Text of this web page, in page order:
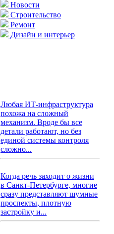
Новости
Строительство
Ремонт
Дизайн и интерьер
Любая ИТ-инфраструктура
похожа на сложный
механизм. Вроде бы все
детали работают, но без
единой системы контроля
сложно...
Когда речь заходит о жизни
в Санкт-Петербурге, многие
сразу представляют шумные
проспекты, плотную
застройку и...